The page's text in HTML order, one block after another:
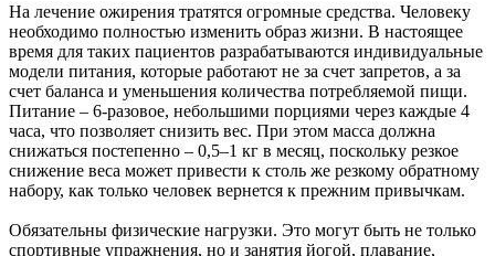
На лечение ожирения тратятся огромные средства. Человеку
необходимо полностью изменить образ жизни. В настоящее
время для таких пациентов разрабатываются индивидуальные
модели питания, которые работают не за счет запретов, а за
счет баланса и уменьшения количества потребляемой пищи.
Питание – 6-разовое, небольшими порциями через каждые 4
часа, что позволяет снизить вес. При этом масса должна
снижаться постепенно – 0,5–1 кг в месяц, поскольку резкое
снижение веса может привести к столь же резкому обратному
набору, как только человек вернется к прежним привычкам.
Обязательны физические нагрузки. Это могут быть не только
спортивные упражнения, но и занятия йогой, плавание,